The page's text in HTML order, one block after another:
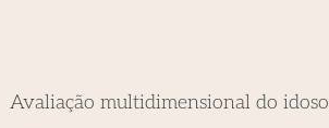
Avaliação multidimensional do idoso